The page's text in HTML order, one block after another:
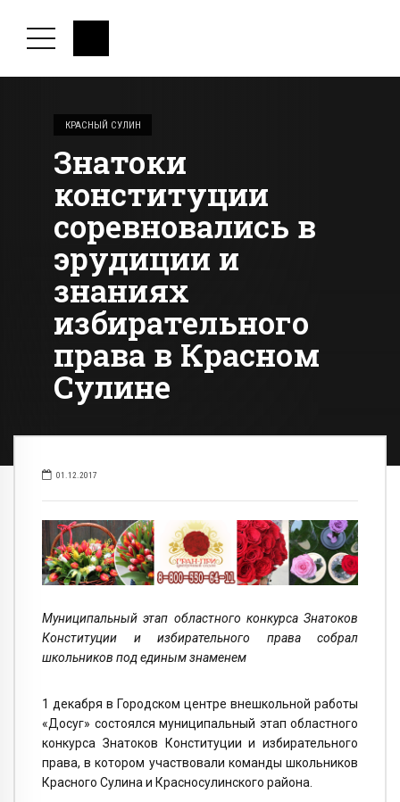
КРАСНЫЙ СУЛИН
Знатоки
конституции
соревновались в
эрудиции и
знаниях
избирательного
права в Красном
Сулине
01.12.2017
Муниципальный этап областного конкурса Знатоков
Конституции и избирательного права собрал
школьников под единым знаменем
1 декабря в Городском центре внешкольной работы
«Досуг» состоялся муниципальный этап областного
конкурса Знатоков Конституции и избирательного
права, в котором участвовали команды школьников
Красного Сулина и Красносулинского района.